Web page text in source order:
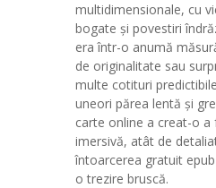
multidimensionale, cu
bogate și povestiri
era într-o anumă
de originalitate sau
multe cotituri
uneori părea lentă și
carte online a creat-o
imersivă, atât de
întoarcerea gratuit
o trezire bruscă.